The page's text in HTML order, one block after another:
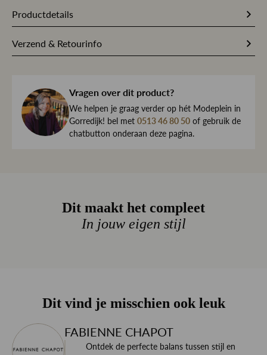
Productdetails
Stofsamenstelling
60% Eco vero viscose / 40%
Kleur
Off white
Print
Grafisch
Materiaal
Non stretch
- Binnenbeen lengte is 79 cm
- Het model is 1.76m lang en draagt maat 36
Verzend & Retourinfo
haar direct naar je toe.
We begrijpen maar al te goed dat het kan gebeuren dat
een item toch niet helemaal naar wens is. Daarom ben je
altijd welkom om ieder artikel eerst te passen op ons
de winkel is dat altijd gratis. Lees hier meer over ruilen en
Vragen over dit product?
We helpen je graag verder op hét Modeplein in
Gorredijk! bel met 0513 46 80 50 of gebruik de
chatbutton onderaan deze pagina.
Dit vind je misschien ook leuk
FABIENNE CHAPOT
Ontdek de perfecte balans tussen stijl en
Dit maakt het compleet
In jouw eigen stijl